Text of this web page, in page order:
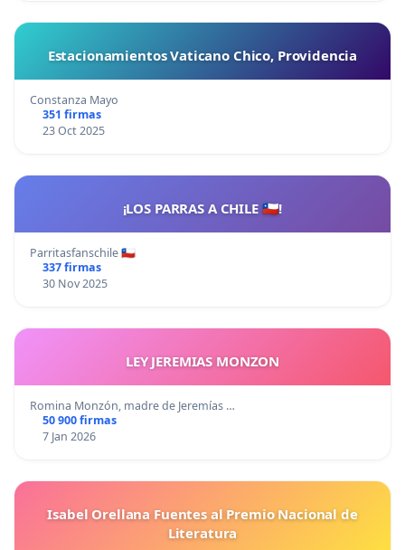
Estacionamientos Vaticano Chico, Providencia
Constanza Mayo
351 firmas
23 Oct 2025
¡LOS PARRAS A CHILE 🇨🇱!
Parritasfanschile 🇨🇱
337 firmas
30 Nov 2025
LEY JEREMIAS MONZON
Romina Monzón, madre de Jeremías …
50 900 firmas
7 Jan 2026
Isabel Orellana Fuentes al Premio Nacional de
Literatura